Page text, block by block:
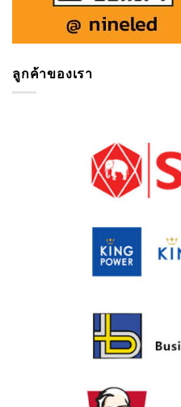
ลูกค้าของเรา